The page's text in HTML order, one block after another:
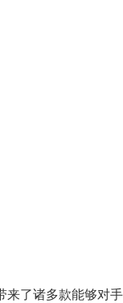
来了诸多款能够对手